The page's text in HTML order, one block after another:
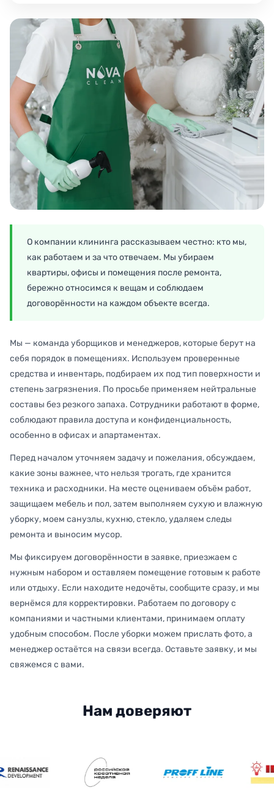
О компании клининга рассказываем честно: кто мы,
как работаем и за что отвечаем. Мы убираем
квартиры, офисы и помещения после ремонта,
бережно относимся к вещам и соблюдаем
договорённости на каждом объекте всегда.
Мы — команда уборщиков и менеджеров, которые берут на
себя порядок в помещениях. Используем проверенные
средства и инвентарь, подбираем их под тип поверхности и
степень загрязнения. По просьбе применяем нейтральные
составы без резкого запаха. Сотрудники работают в форме,
соблюдают правила доступа и конфиденциальность,
особенно в офисах и апартаментах.
Перед началом уточняем задачу и пожелания, обсуждаем,
какие зоны важнее, что нельзя трогать, где хранится
техника и расходники. На месте оцениваем объём работ,
защищаем мебель и пол, затем выполняем сухую и влажную
уборку, моем санузлы, кухню, стекло, удаляем следы
ремонта и выносим мусор.
Мы фиксируем договорённости в заявке, приезжаем с
нужным набором и оставляем помещение готовым к работе
или отдыху. Если находите недочёты, сообщите сразу, и мы
вернёмся для корректировки. Работаем по договору с
компаниями и частными клиентами, принимаем оплату
удобным способом. После уборки можем прислать фото, а
менеджер остаётся на связи всегда. Оставьте заявку, и мы
свяжемся с вами.
Нам доверяют